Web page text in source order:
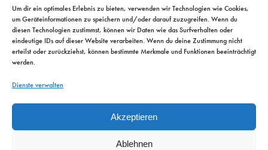
Um dir ein optimales Erlebnis zu bieten, verwenden wir Technologien wie Cookies,
um Geräteinformationen zu speichern und/oder darauf zuzugreifen. Wenn du
diesen Technologien zustimmst, können wir Daten wie das Surfverhalten oder
eindeutige IDs auf dieser Website verarbeiten. Wenn du deine Zustimmung nicht
erteilst oder zurückziehst, können bestimmte Merkmale und Funktionen beeinträchtigt
werden.
Dienste verwalten
Akzeptieren
Ablehnen